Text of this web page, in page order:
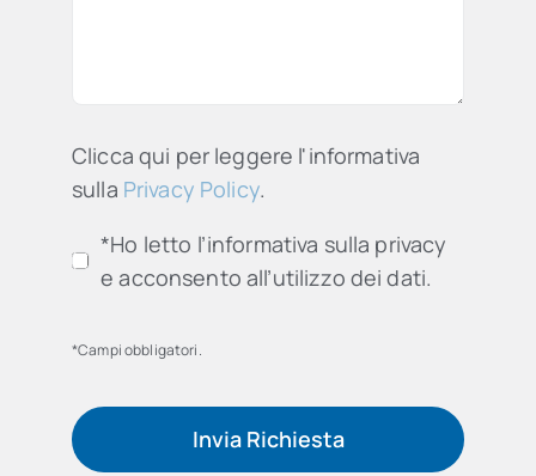
Clicca qui per leggere l'informativa
sulla Privacy Policy.
*Ho letto l’informativa sulla privacy
e acconsento all’utilizzo dei dati.
*Campi obbligatori.
Invia Richiesta